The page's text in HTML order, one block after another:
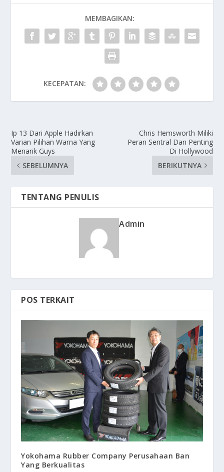
MEMBAGIKAN:
KECEPATAN:
Ip 13 Dari Apple Hadirkan
Varian Pilihan Warna Yang
Menarik Guys
SEBELUMNYA
Chris Hemsworth Miliki
Peran Sentral Dan Penting
Di Hollywood
BERIKUTNYA
TENTANG PENULIS
Admin
POS TERKAIT
Yokohama Rubber Company Perusahaan Ban
Yang Berkualitas